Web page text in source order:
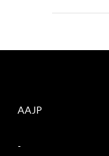
AAJP
-